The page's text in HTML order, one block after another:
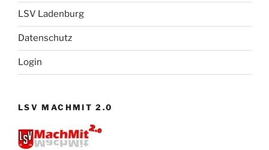
LSV Ladenburg
Datenschutz
Login
LSV MACHMIT 2.0